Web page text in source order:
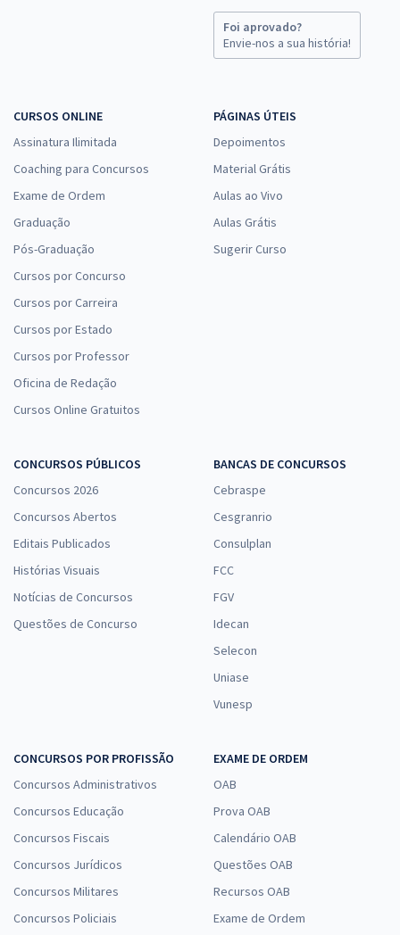
Foi aprovado?
Envie-nos a sua história!
CURSOS ONLINE
Assinatura Ilimitada
Coaching para Concursos
Exame de Ordem
Graduação
Pós-Graduação
Cursos por Concurso
Cursos por Carreira
Cursos por Estado
Cursos por Professor
Oficina de Redação
Cursos Online Gratuitos
PÁGINAS ÚTEIS
Depoimentos
Material Grátis
Aulas ao Vivo
Aulas Grátis
Sugerir Curso
CONCURSOS PÚBLICOS
Concursos 2026
Concursos Abertos
Editais Publicados
Histórias Visuais
Notícias de Concursos
Questões de Concurso
BANCAS DE CONCURSOS
Cebraspe
Cesgranrio
Consulplan
FCC
FGV
Idecan
Selecon
Uniase
Vunesp
CONCURSOS POR PROFISSÃO
Concursos Administrativos
Concursos Educação
Concursos Fiscais
Concursos Jurídicos
Concursos Militares
Concursos Policiais
EXAME DE ORDEM
OAB
Prova OAB
Calendário OAB
Questões OAB
Recursos OAB
Exame de Ordem